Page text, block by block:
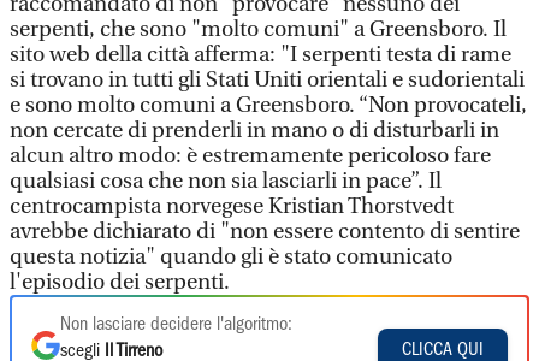
serpenti, che sono "molto comuni" a Greensboro. Il
sito web della città afferma: "I serpenti testa di rame
si trovano in tutti gli Stati Uniti orientali e sudorientali
e sono molto comuni a Greensboro. “Non provocateli,
non cercate di prenderli in mano o di disturbarli in
alcun altro modo: è estremamente pericoloso fare
qualsiasi cosa che non sia lasciarli in pace”. Il
centrocampista norvegese Kristian Thorstvedt
avrebbe dichiarato di "non essere contento di sentire
questa notizia" quando gli è stato comunicato
l'episodio dei serpenti.
Non lasciare decidere l'algoritmo:
scegli
Il Tirreno
CLICCA QUI